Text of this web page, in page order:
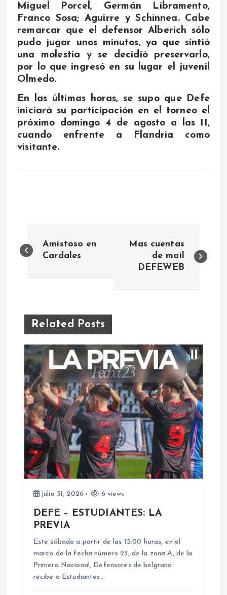
Miguel Porcel, Germán Libramento,
Franco Sosa; Aguirre y Schinnea. Cabe
remarcar que el defensor Alberich sólo
pudo jugar unos minutos, ya que sintió
una molestia y se decidió preservarlo,
por lo que ingresó en su lugar el juvenil
Olmedo.
En las últimas horas, se supo que Defe
iniciará su participación en el torneo el
próximo domingo 4 de agosto a las 11,
cuando enfrente a Flandria como
visitante.
a
e
g
a
c
ó
n
d
Amistoso en
Cardales
Mas cuentas
de mail
DEFEWEB
Related Posts
julio 31, 2026 6 views
DEFE – ESTUDIANTES: LA
PREVIA
Este sábado a partir de las 15:00 horas, en el
marco de la fecha número 23, de la zona A, de la
Primera Nacional, Defensores de belgrano
recibe a Estudiantes…